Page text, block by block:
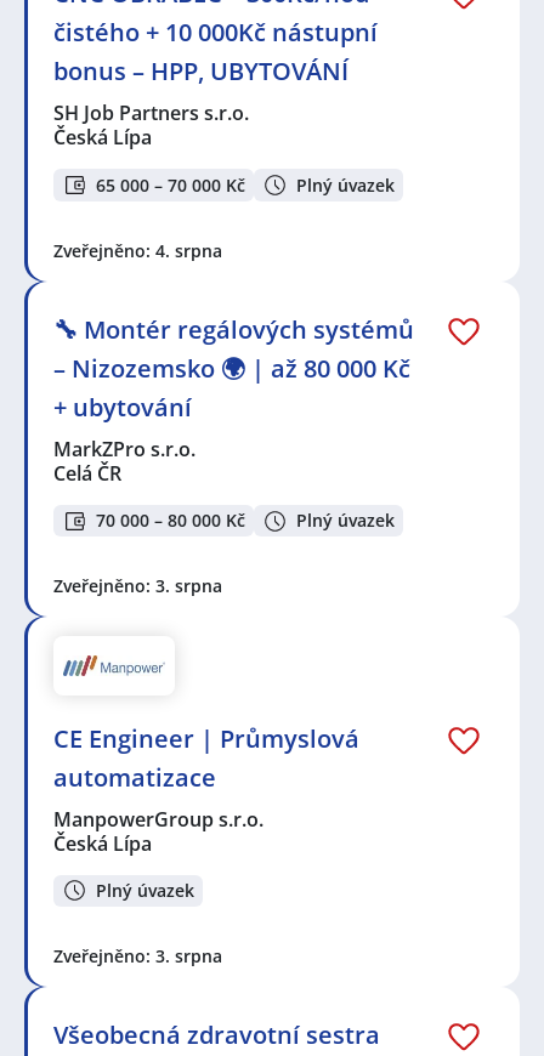
čistého + 10 000Kč nástupní
bonus – HPP, UBYTOVÁNÍ
SH Job Partners s.r.o.
Česká Lípa
65 000 – 70 000 Kč Plný úvazek
Zveřejněno: 4. srpna
🔧 Montér regálových systémů
– Nizozemsko 🌍 | až 80 000 Kč
+ ubytování
MarkZPro s.r.o.
Celá ČR
70 000 – 80 000 Kč Plný úvazek
Zveřejněno: 3. srpna
CE Engineer | Průmyslová
automatizace
ManpowerGroup s.r.o.
Česká Lípa
Plný úvazek
Zveřejněno: 3. srpna
Všeobecná zdravotní sestra